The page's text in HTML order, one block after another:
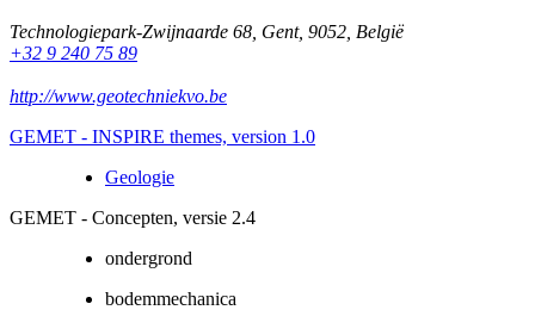
Technologiepark-Zwijnaarde 68 Gent, 9052 België
+32 9 240 75 89
http://www.geotechniekvo.be
GEMET - INSPIRE themes, version 1.0
Geologie
GEMET - Concepten, versie 2.4
ondergrond
bodemmechanica